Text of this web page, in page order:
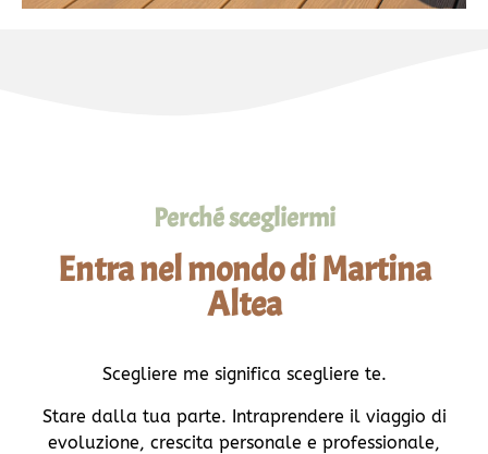
Perché scegliermi
Entra nel mondo di Martina
Altea
Scegliere me significa scegliere te.
Stare dalla tua parte. Intraprendere il viaggio di
evoluzione, crescita personale e professionale,